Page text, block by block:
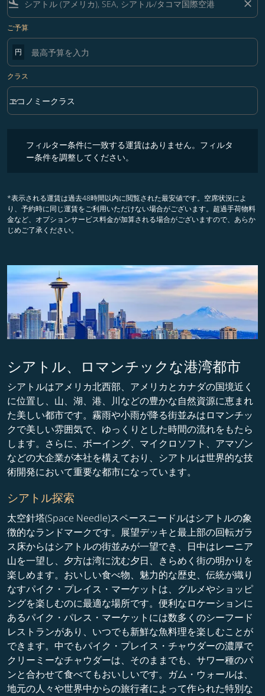
flight_land close
ご予算
円
クラス
クラス option エコノミークラス Selected
エコノミークラス
keyboard_arrow_down
フィルター条件に一致する運賃はありません。フィルタ
ー条件を調整してください。
*表示される運賃は過去48時間以内に閲覧された最安値です。空席状況によ
り、予約時に同じ運賃をご利用いただけない場合がございます。超過手荷物料
金など、オプションサービス料金が加算される場合がございますので、あらか
じめご了承ください。
シアトル、ロマンチックな港湾都市
シアトルはアメリカ北西部、アメリカとカナダの国境近く
に位置し、山、湖、港、川などの豊かな自然資源に恵まれ
た美しい都市です。霧雨や小雨が降る街並みはロマンチッ
クで美しい雰囲気で、ゆっくりとした時間の流れをもたら
します。さらに、ボーイング、マイクロソフト、アマゾン
などの大企業が本社を構えており、シアトルは世界的な技
術開発において重要な都市になっています。
シアトル探索
太空針塔(Space Needle)スペースニードルはシアトルの象
徴的なランドマークです。展望デッキと最上部の回転ガラ
ス床からはシアトルの街並みが一望でき、日中はレーニア
山を一望し、夕方は湾に沈む夕日、きらめく街の明かりを
楽しめます。おいしい食べ物、魅力的な歴史、伝統が織り
なすパイク・プレイス・マーケットは、グルメやショッピ
ングを楽しむのに最適な場所です。便利なロケーションに
あるパイク・パレス・マーケットには数多くのシーフード
レストランがあり、いつでも新鮮な魚料理を楽しむことが
できます。中でもパイク・プレイス・チャウダーの濃厚で
クリーミーなチャウダーは、そのままでも、サワー種のパ
ンと合わせて食べてもおいしいです。ガム・ウォールは、
地元の人々や世界中からの旅行者によって作られた特別な